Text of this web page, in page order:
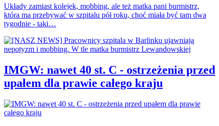
Układy zamiast kolejek, mobbing, ale też matka pani burmistrz,
która ma przebywać w szpitalu pół roku, choć miała być tam dwa
tygodnie - taki…
IMGW: nawet 40 st. C - ostrzeżenia przed
upałem dla prawie całego kraju